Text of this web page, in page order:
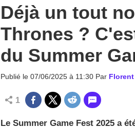
Déjà un tout
Thrones ?
du Summer
Publié le 07/06/2025 à 11:30 Par
1
Le Summer Game Fest 2025 a